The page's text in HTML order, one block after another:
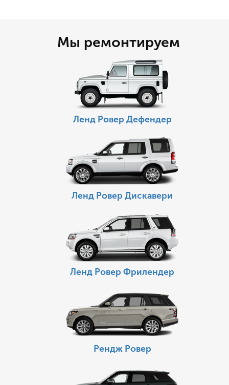
Мы ремонтируем
Ленд Ровер Дефендер
Ленд Ровер Дискавери
Ленд Ровер Фрилендер
Рендж Ровер